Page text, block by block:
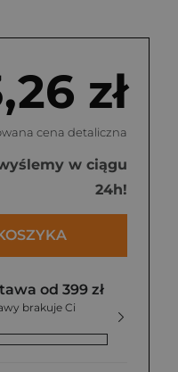
zł
cena detaliczna
w ciągu
24h!
od 399 zł
brakuje Ci